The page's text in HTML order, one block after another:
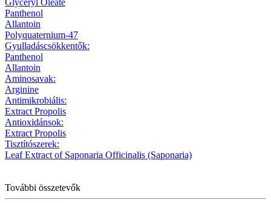
Panthenol
Allantoin
Polyquaternium-47
Gyulladáscsökkentők:
Panthenol
Allantoin
Aminosavak:
Arginine
Antimikrobiális:
Extract Propolis
Antioxidánsok:
Extract Propolis
Tisztítószerek:
Leaf Extract of Saponaria Officinalis (Saponaria)
További összetevők